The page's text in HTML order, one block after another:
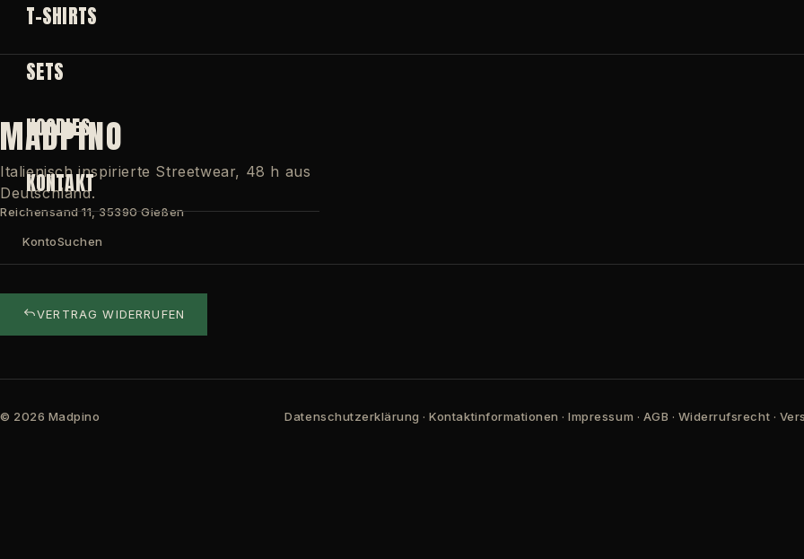
T-SHIRTS
SETS
HOODIES
KONTAKT
KontoSuchen
MADPINO
Italienisch inspirierte Streetwear, 48 h aus
Deutschland.
Reichensand 11, 35390 Gießen
VERTRAG WIDERRUFEN
© 2026 Madpino Datenschutzerklärung ·Kontaktinformationen ·Impressum · AGB · Widerrufsrecht ·